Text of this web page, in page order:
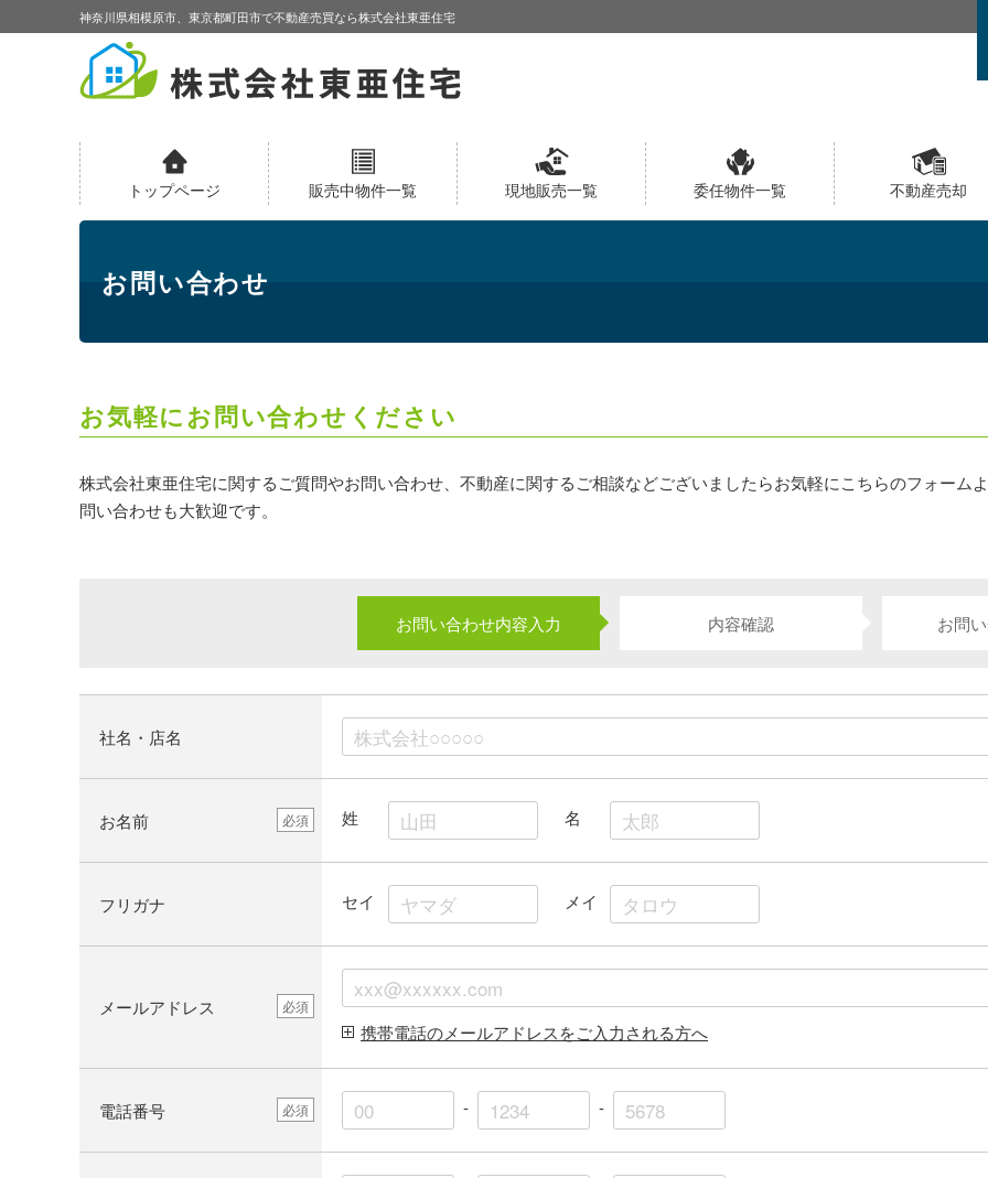
神奈川県相模原市、東京都町田市で不動産売買なら株式会社東亜住宅
トップページ 販売中物件一覧 現地販売一覧 委任物件一覧 不動産売却
お問い合わせ
お気軽にお問い合わせください
株式会社東亜住宅に関するご質問やお問い合わせ、不動産に関するご相談などございましたらお気軽にこちらのフォーム
問い合わせも大歓迎です。
お問い合わせ内容入力 内容確認 お問
社名・店名
お名前 必須 姓 名
フリガナ セイ メイ
メールアドレス 必須
携帯電話のメールアドレスをご入力される方へ
電話番号 必須 - -